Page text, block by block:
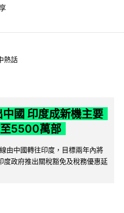
熱話
國 印度成新機主要
5500萬部
由中國轉往印度，目標兩年內將
度政府推出關稅豁免及稅務優惠延